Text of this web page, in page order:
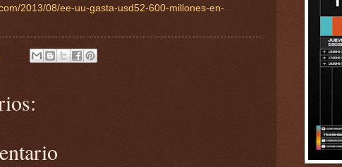
2013/08/ee-uu-gasta-usd52-600-millones-en-